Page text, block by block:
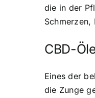
die in der
Schmerzen,
CBD-
Eines der
die Zunge